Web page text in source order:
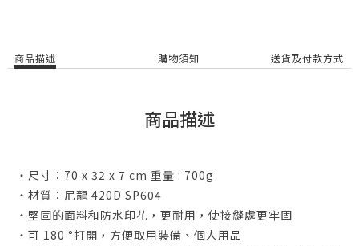
商品描述 購物須知 送貨及付款方式
商品描述
・尺寸：70 x 32 x 7 cm 重量 : 700g
・材質：尼龍 420D SP604
・堅固的面料和防水印花，更耐用，使接縫處更牢固
・可 180 °打開，方便取用裝備、個人用品